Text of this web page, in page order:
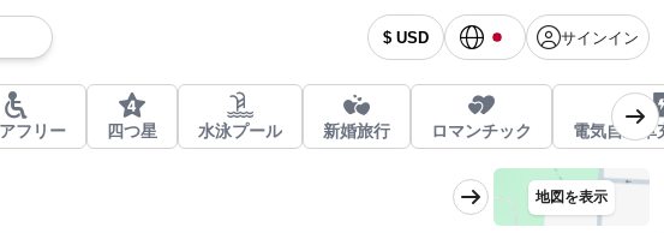
$ USD サインイン
フリー 四つ星 水泳プール 新婚旅行 ロマンチック 電気自動車
地図を表示